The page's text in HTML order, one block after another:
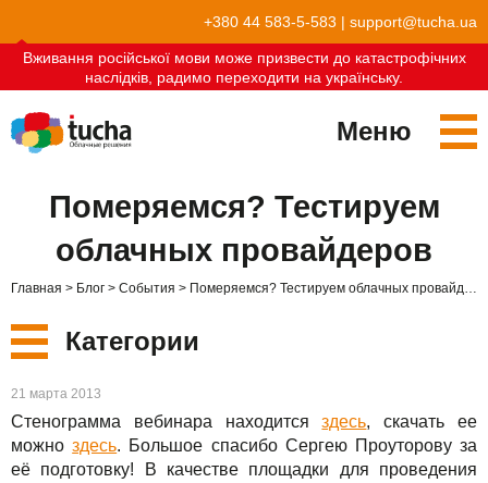
+380 44 583-5-583 | support@tucha.ua
Вживання російської мови може призвести до катастрофічних
наслідків, радимо переходити на українську.
Меню
TuchaHost
TuchaMetal
Хостинг CRM
Хостинг сайтов-конструкторов
О нас
Компания
Померяемся? Тестируем
облачных провайдеров
Главная Блог События Померяемся? Тестируем облачных провайдеров
Категории
Новые
Сервисы
21 марта 2013
Стенограмма вебинара находитсяздесь, скачать ее
можноздесь. Большое спасибо Сергею Проуторову за
её подготовку! В качестве площадки для проведения